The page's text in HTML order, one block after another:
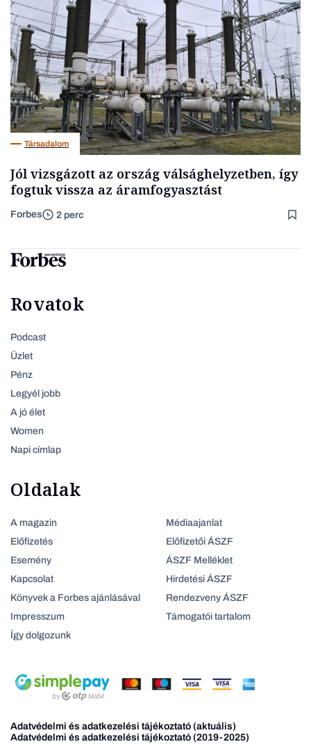
Társadalom
Jól vizsgázott az ország válsághelyzetben, így
fogtuk vissza az áramfogyasztást
Forbes 2 perc
Rovatok
Podcast
Üzlet
Pénz
Legyél jobb
A jó élet
Women
Napi címlap
Oldalak
A magazin
Előfizetés
Esemény
Kapcsolat
Könyvek a Forbes ajánlásával
Impresszum
Így dolgozunk
Médiaajanlat
Előfizetői ÁSZF
ÁSZF Melléklet
Hirdetési ÁSZF
Rendezveny ÁSZF
Támogatói tartalom
Adatvédelmi és adatkezelési tájékoztató (aktuális)
Adatvédelmi és adatkezelési tájékoztató (2019-2025)